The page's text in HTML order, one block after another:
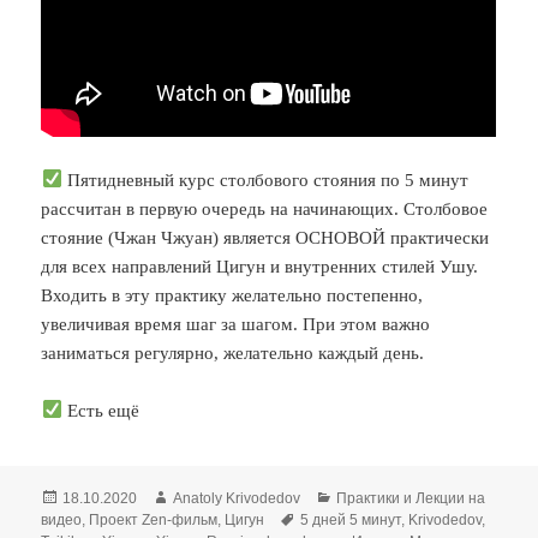
Пятидневный курс столбового стояния по 5 минут
рассчитан в первую очередь на начинающих. Столбовое
стояние (Чжан Чжуан) является ОСНОВОЙ практически
для всех направлений Цигун и внутренних стилей Ушу.
Входить в эту практику желательно постепенно,
увеличивая время шаг за шагом. При этом важно
заниматься регулярно, желательно каждый день.
Есть ещё
Опубликовано
18.10.2020 Автор
Anatoly Krivodedov Рубрики
Практики и Лекции на
видео Проект Zen-фильм Цигун Метки
5 дней 5 минут, Krivodedov,